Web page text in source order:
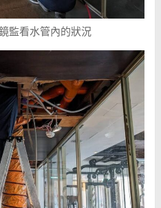
監看水管內的狀況